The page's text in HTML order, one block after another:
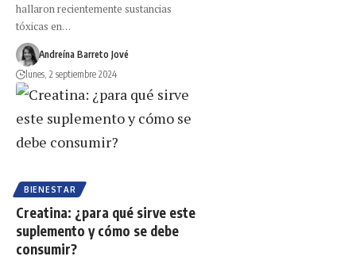
hallaron recientemente sustancias
tóxicas en…
Andreína Barreto Jové
lunes, 2 septiembre 2024
BIENESTAR
Creatina: ¿para qué sirve este
suplemento y cómo se debe
consumir?